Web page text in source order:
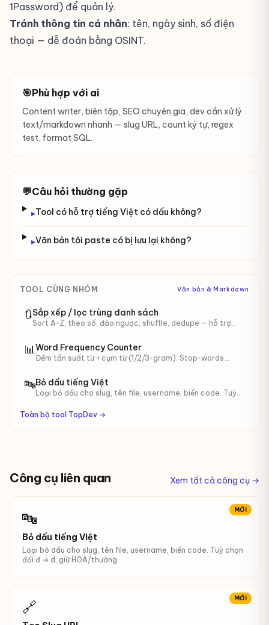
1Password) để quản lý.
Tránh thông tin cá nhân: tên, ngày sinh, số điện
thoại — dễ đoán bằng OSINT.
🎯Phù hợp với ai
Content writer, biên tập, SEO chuyên gia, dev cần xử lý
text/markdown nhanh — slug URL, count ký tự, regex
test, format SQL.
💬Câu hỏi thường gặp
▸Tool có hỗ trợ tiếng Việt có dấu không?
▸Văn bản tôi paste có bị lưu lại không?
TOOL CÙNG NHÓM Văn bản & Markdown
🔃Sắp xếp / lọc trùng danh sách
Sort A-Z, theo số, đảo ngược, shuffle, dedupe — hỗ trợ
📊Word Frequency Counter
Đếm tần suất từ + cụm từ (1/2/3-gram). Stop-words
content audit.
🔤Bỏ dấu tiếng Việt
Loại bỏ dấu cho slug, tên file, username, biến code. Tuỳ
Toàn bộ tool TopDev →
Công cụ liên quan Xem tất cả công cụ →
MỚI
🔤
Bỏ dấu tiếng Việt
Loại bỏ dấu cho slug, tên file, username, biến code. Tuỳ chọn
đổi đ → d, giữ HOA/thường.
MỚI
🔗